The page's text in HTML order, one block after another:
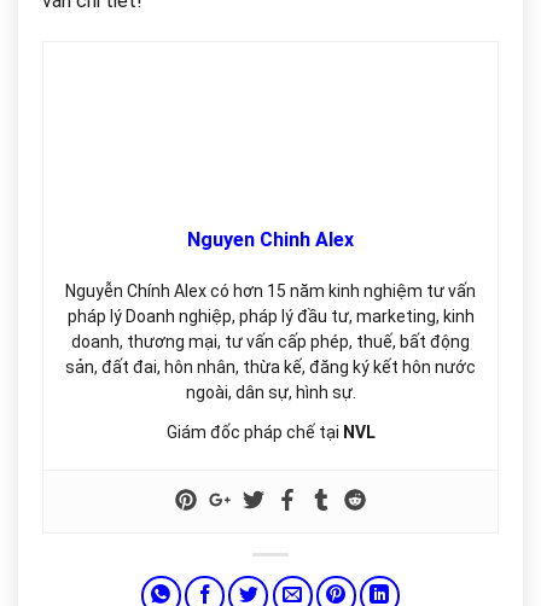
Nguyen Chinh Alex
Nguyễn Chính Alex có hơn 15 năm kinh nghiệm tư vấn
pháp lý Doanh nghiệp, pháp lý đầu tư, marketing, kinh
doanh, thương mại, tư vấn cấp phép, thuế, bất động
sản, đất đai, hôn nhân, thừa kế, đăng ký kết hôn nước
ngoài, dân sự, hình sự.
Giám đốc pháp chế tại NVL